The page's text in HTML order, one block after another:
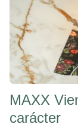
MAXX
carácter